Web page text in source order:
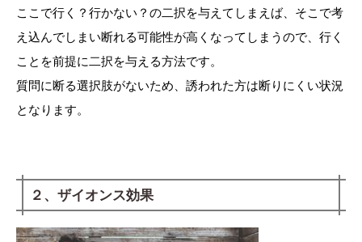
ここで行く？行かない？の二択を与えてしまえば、そこで考
え込んでしまい断れる可能性が高くなってしまうので、行く
ことを前提に二択を与える方法です。
質問に断る選択肢がないため、誘われた方は断りにくい状況
となります。
２、ザイオンス効果